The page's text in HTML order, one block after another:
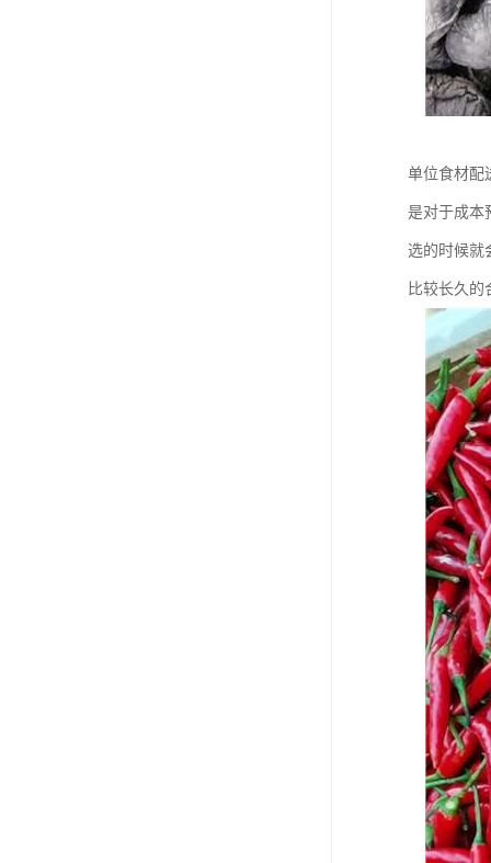
单位食材配
是对于成本
选的时候就
比较长久的